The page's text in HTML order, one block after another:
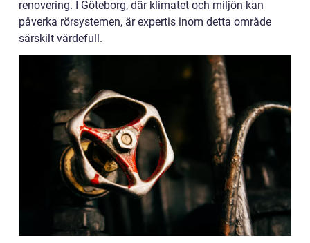
renovering. I Göteborg, där klimatet och miljön kan
påverka rörsystemen, är expertis inom detta område
särskilt värdefull.